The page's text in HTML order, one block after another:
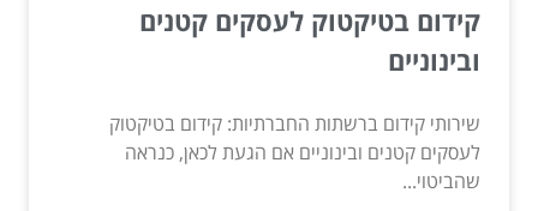
קידום בטיקטוק לעסקים קטנים
ובינוניים
שירותי קידום ברשתות החברתיות: קידום בטיקטוק
לעסקים קטנים ובינוניים אם הגעת לכאן, כנראה
שהביטוי...